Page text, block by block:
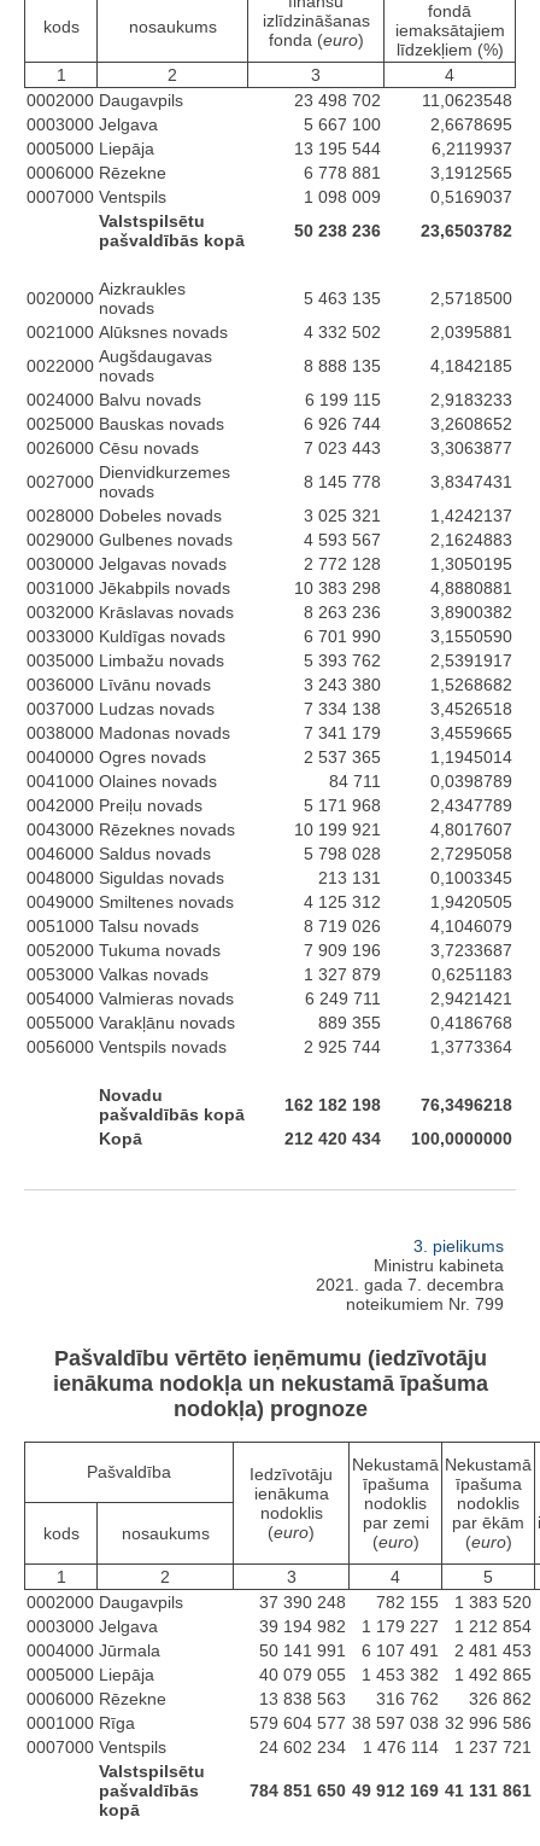
izlīdzināšanas
fonda (euro)
fondā
iemaksātajiem
līdzekļiem (%)
kods nosaukums
1 2 3
4
0002000 Daugavpils 23 498 702
11,0623548
0003000 Jelgava 5 667 100
2,6678695
0005000 Liepāja 13 195 544
6,2119937
0006000 Rēzekne 6 778 881
3,1912565
0007000 Ventspils 1 098 009
0,5169037
Valstspilsētu
pašvaldībās kopā
50 238 236 23,6503782
0020000 Aizkraukles
novads
5 463 135
2,5718500
0021000 Alūksnes novads 4 332 502
2,0395881
0022000 Augšdaugavas
novads
8 888 135
4,1842185
0024000 Balvu novads 6 199 115
2,9183233
0025000 Bauskas novads 6 926 744
3,2608652
0026000 Cēsu novads 7 023 443
3,3063877
0027000 Dienvidkurzemes
novads
8 145 778
3,8347431
0028000 Dobeles novads 3 025 321
1,4242137
0029000 Gulbenes novads 4 593 567
2,1624883
0030000 Jelgavas novads 2 772 128
1,3050195
0031000 Jēkabpils novads 10 383 298
4,8880881
0032000 Krāslavas novads 8 263 236
3,8900382
0033000 Kuldīgas novads 6 701 990
3,1550590
0035000 Limbažu novads 5 393 762
2,5391917
0036000 Līvānu novads 3 243 380
1,5268682
0037000 Ludzas novads 7 334 138
3,4526518
0038000 Madonas novads 7 341 179
3,4559665
0040000 Ogres novads 2 537 365
1,1945014
0041000 Olaines novads 84 711
0,0398789
0042000 Preiļu novads 5 171 968
2,4347789
0043000 Rēzeknes novads 10 199 921
4,8017607
0046000 Saldus novads 5 798 028
2,7295058
0048000 Siguldas novads 213 131
0,1003345
0049000 Smiltenes novads 4 125 312
1,9420505
0051000 Talsu novads 8 719 026
4,1046079
0052000 Tukuma novads 7 909 196
3,7233687
0053000 Valkas novads 1 327 879
0,6251183
0054000 Valmieras novads 6 249 711
2,9421421
0055000 Varakļānu novads 889 355
0,4186768
0056000 Ventspils novads 2 925 744 1,3773364
Novadu
pašvaldībās kopā
162 182 198
76,3496218
Kopā
212 420 434 100,0000000
3. pielikums
Ministru kabineta
2021. gada 7. decembra
noteikumiem Nr. 799
Pašvaldību vērtēto ieņēmumu (iedzīvotāju
ienākuma nodokļa un nekustamā īpašuma
nodokļa) prognoze
Pašvaldība
Iedzīvotāju
ienākuma
nodoklis
(euro)
Nekustamā
īpašuma
nodoklis
par zemi
(euro)
Nekustamā
īpašuma
nodoklis
par ēkām
(euro)
kods nosaukums
1 2 3 4
5
0002000 Daugavpils 37 390 248 782 155
1 383 520
0003000 Jelgava 39 194 982 1 179 227
1 212 854
0004000 Jūrmala 50 141 991 6 107 491
2 481 453
0005000 Liepāja 40 079 055 1 453 382
1 492 865
0006000 Rēzekne 13 838 563 316 762
326 862
0001000 Rīga 579 604 577 38 597 038 32 996 586
0007000 Ventspils 24 602 234 1 476 114
1 237 721
Valstspilsētu
pašvaldībās
kopā
784 851 650 49 912 169 41 131 861